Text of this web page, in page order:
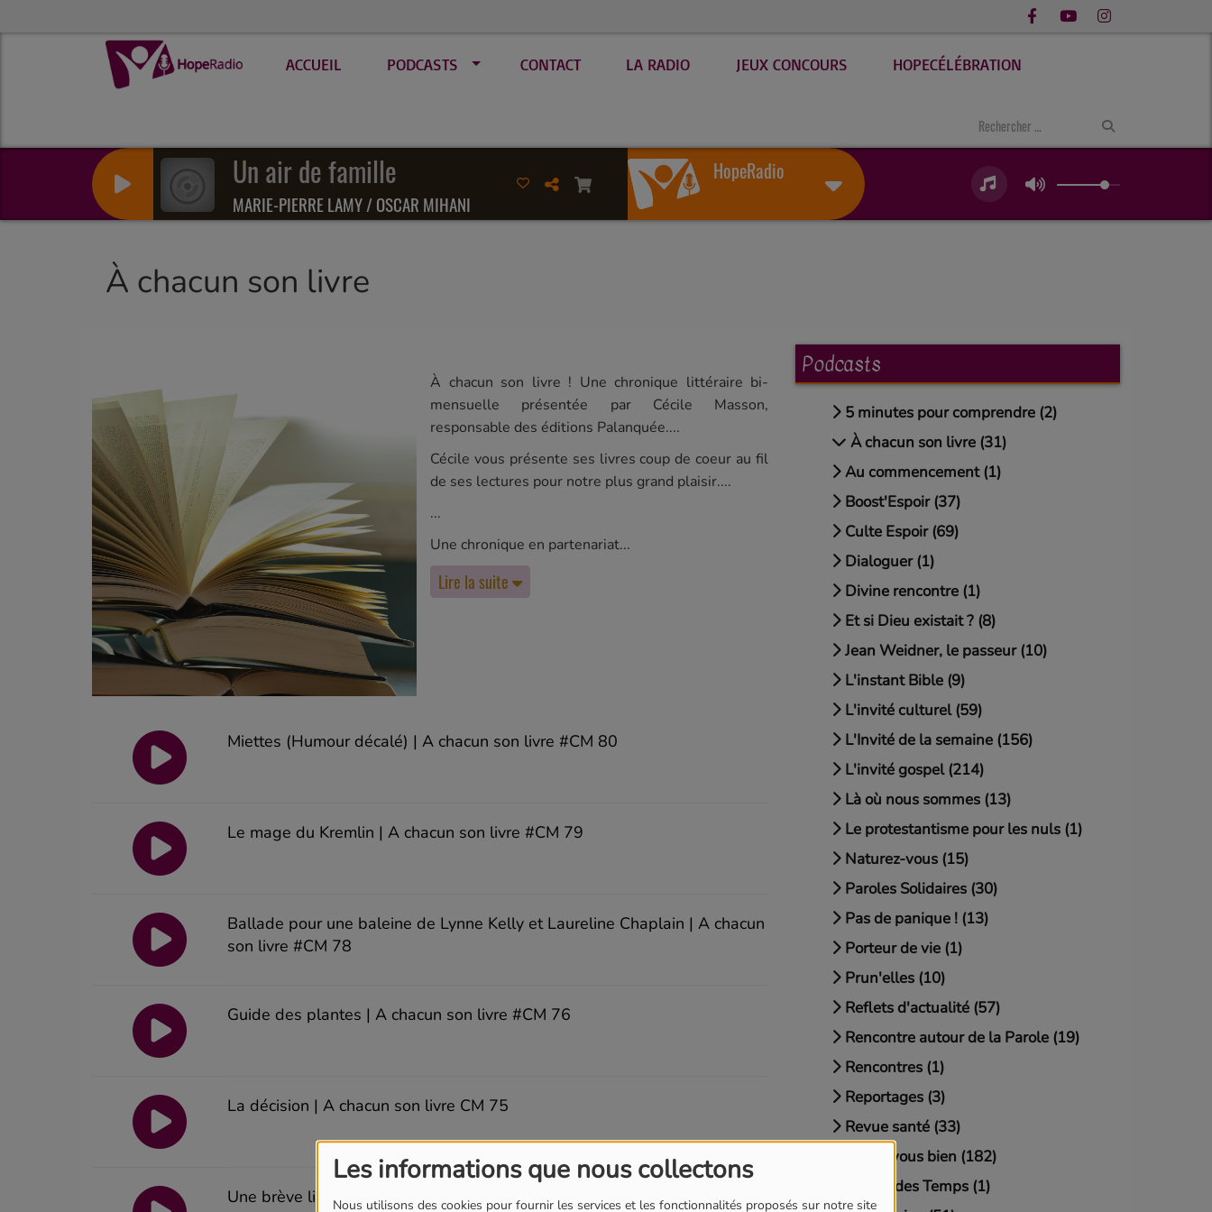
Les informations que nous collectons
Nous utilisons des cookies pour fournir les services et les fonctionnalités proposés sur notre site
ACCUEIL PODCASTS CONTACT LA RADIO JEUX CONCOURS HOPECÉLÉBRATION
Un air de famille
MARIE-PIERRE LAMY / OSCAR MIHANI
HopeRadio
À chacun son livre
À chacun son livre ! Une chronique littéraire bi-
mensuelle présentée par Cécile Masson,
responsable des éditions Palanquée.
Cécile vous présente ses livres coup de coeur au fil
de ses lectures pour notre plus grand plaisir.
Une chronique en partenariat
Lire la suite
Miettes (Humour décalé) | A chacun son livre #CM 80
Le mage du Kremlin | A chacun son livre #CM 79
Ballade pour une baleine de Lynne Kelly et Laureline Chaplain | A chacun
son livre #CM 78
Guide des plantes | A chacun son livre #CM 76
La décision | A chacun son livre CM 75
Une brève libération | A chacun son livre CM 74
Podcasts
5 minutes pour comprendre (2)
À chacun son livre (31)
Au commencement (1)
Boost'Espoir (37)
Culte Espoir (69)
Dialoguer (1)
Divine rencontre (1)
Et si Dieu existait ? (8)
Jean Weidner, le passeur (10)
L'instant Bible (9)
L'invité culturel (59)
L'Invité de la semaine (156)
L'invité gospel (214)
Là où nous sommes (13)
Le protestantisme pour les nuls (1)
Naturez-vous (15)
Paroles Solidaires (30)
Pas de panique ! (13)
Porteur de vie (1)
Prun'elles (10)
Reflets d'actualité (57)
Rencontre autour de la Parole (19)
Rencontres (1)
Reportages (3)
Revue santé (33)
Santé-vous bien (182)
Signes des Temps (1)